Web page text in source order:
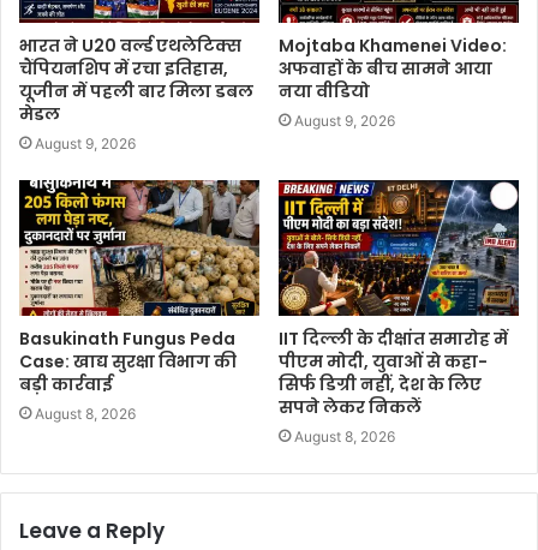
भारत ने U20 वर्ल्ड एथलेटिक्स
चैंपियनशिप में रचा इतिहास,
यूजीन में पहली बार मिला डबल
मेडल
August 9, 2026
Mojtaba Khamenei Video:
अफवाहों के बीच सामने आया
नया वीडियो
August 9, 2026
Basukinath Fungus Peda
Case: खाद्य सुरक्षा विभाग की
बड़ी कार्रवाई
August 8, 2026
IIT दिल्ली के दीक्षांत समारोह में
पीएम मोदी, युवाओं से कहा-
सिर्फ डिग्री नहीं, देश के लिए
सपने लेकर निकलें
August 8, 2026
Leave a Reply